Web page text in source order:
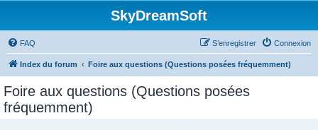
SkyDreamSoft
FAQ Connexion
S’enregistrer
Index du forum Foire aux questions (Questions posées fréquemment)
Foire aux questions (Questions posées
fréquemment)